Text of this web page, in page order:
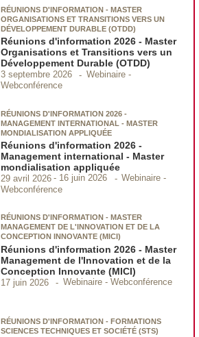
RÉUNIONS D'INFORMATION - MASTER
ORGANISATIONS ET TRANSITIONS VERS UN
DÉVELOPPEMENT DURABLE (OTDD)
Réunions d'information 2026 - Master
Organisations et Transitions vers un
Développement Durable (OTDD)
3 septembre 2026
Webinaire -
Webconférence
RÉUNIONS D'INFORMATION 2026 -
MANAGEMENT INTERNATIONAL - MASTER
MONDIALISATION APPLIQUÉE
Réunions d'information 2026 -
Management international - Master
mondialisation appliquée
29 avril 2026 16 juin 2026
Webinaire -
Webconférence
RÉUNIONS D'INFORMATION - MASTER
MANAGEMENT DE L'INNOVATION ET DE LA
CONCEPTION INNOVANTE (MICI)
Réunions d'information 2026 - Master
Management de l'Innovation et de la
Conception Innovante (MICI)
17 juin 2026 Webinaire - Webconférence
RÉUNIONS D'INFORMATION - FORMATIONS
SCIENCES TECHNIQUES ET SOCIÉTÉ (STS)